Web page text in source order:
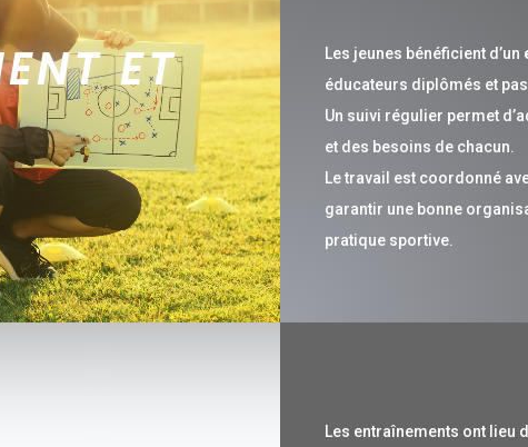
ET
Les jeunes bénéficient d’un
éducateurs diplômés et
Un suivi régulier permet
et des besoins de chacun.
Le travail est coordonné
garantir une bonne
pratique sportive.
Les entraînements ont lieu